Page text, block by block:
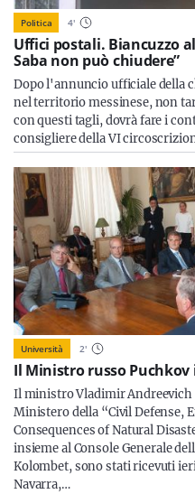
Politica 4'
Uffici postali. Biancuzzo
Saba non può chiudere”
Dopo l'annuncio ufficiale della
nel territorio messinese, non
con questi tagli, dovrà fare i
consigliere della VI
Università 2'
Il Ministro russo Puchkov
Il ministro Vladimir Andreevich
Ministero della “Civil Defense,
Consequences of Natural
insieme al Console Generale
Kolombet, sono stati ricevuti
Navarra,…